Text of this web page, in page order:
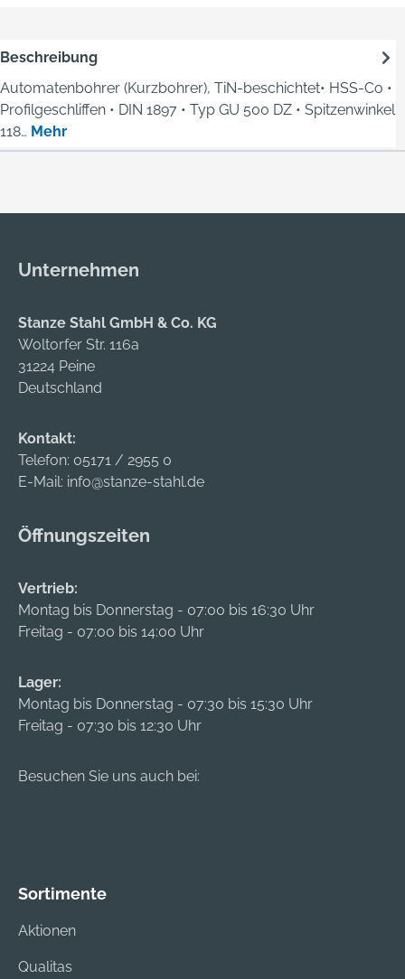
Beschreibung
Automatenbohrer (Kurzbohrer), TiN-beschichtet• HSS-Co •
Profilgeschliffen • DIN 1897 • Typ GU 500 DZ • Spitzenwinkel
118… Mehr
Unternehmen
Stanze Stahl GmbH & Co. KG
Woltorfer Str. 116a
31224 Peine
Deutschland
Kontakt:
Telefon: 05171 / 2955 0
E-Mail: info@stanze-stahl.de
Öffnungszeiten
Vertrieb:
Montag bis Donnerstag - 07:00 bis 16:30 Uhr
Freitag - 07:00 bis 14:00 Uhr
Lager:
Montag bis Donnerstag - 07:30 bis 15:30 Uhr
Freitag - 07:30 bis 12:30 Uhr
Besuchen Sie uns auch bei:
Sortimente
Aktionen
Qualitas